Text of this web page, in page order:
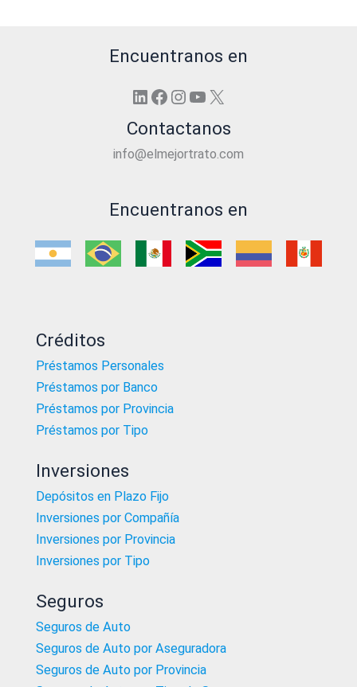
Encuentranos en
LinkedIn
Facebook
Instagram
YouTube
X
Contactanos
info@elmejortrato.com
Encuentranos en
Créditos
Préstamos Personales
Préstamos por Banco
Préstamos por Provincia
Préstamos por Tipo
Inversiones
Depósitos en Plazo Fijo
Inversiones por Compañía
Inversiones por Provincia
Inversiones por Tipo
Seguros
Seguros de Auto
Seguros de Auto por Aseguradora
Seguros de Auto por Provincia